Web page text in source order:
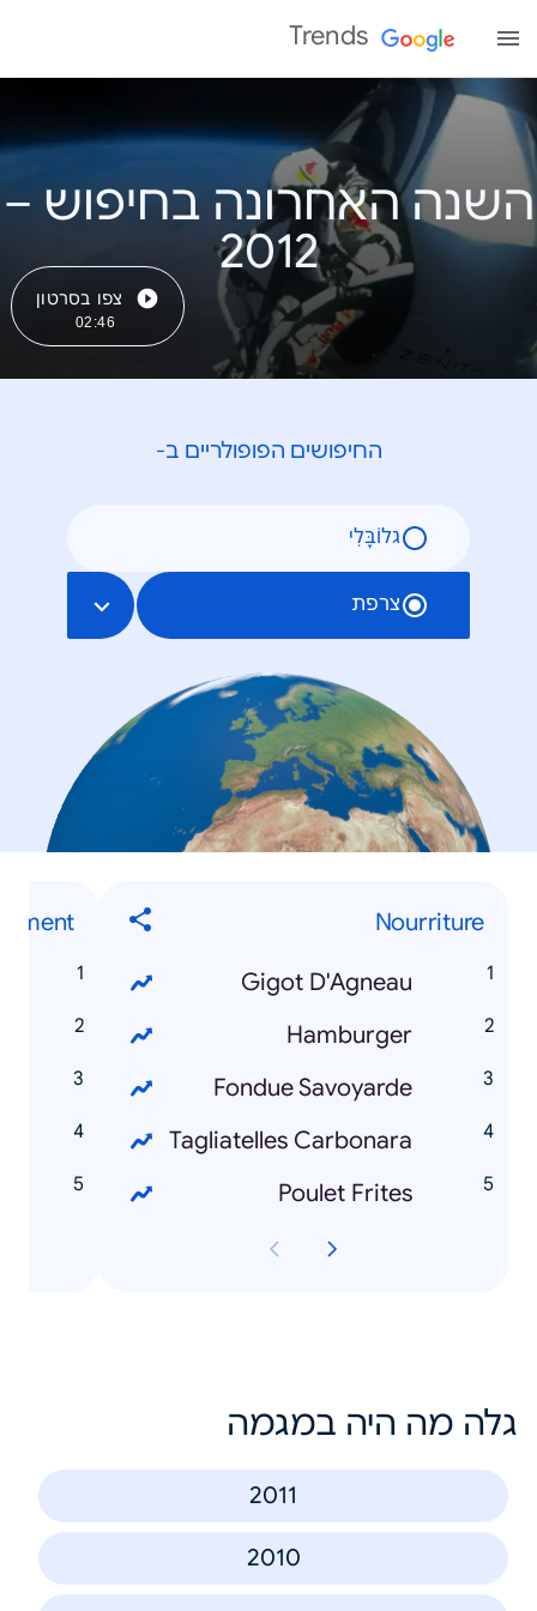
Trends
השנה האחרונה בחיפוש –
‏2012
צפו בסרטון
02:46
החיפושים הפופולריים ב-
גלוֹבָּלִי
צרפת
Nourriture
Gigot D'Agneau
Hamburger
Fondue Savoyarde
Tagliatelles Carbonara
Poulet Frites
גלה מה היה במגמה
2011
2010